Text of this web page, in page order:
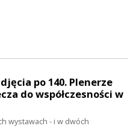
po 140. Plenerze
do współczesności w
wystawach - i w dwóch